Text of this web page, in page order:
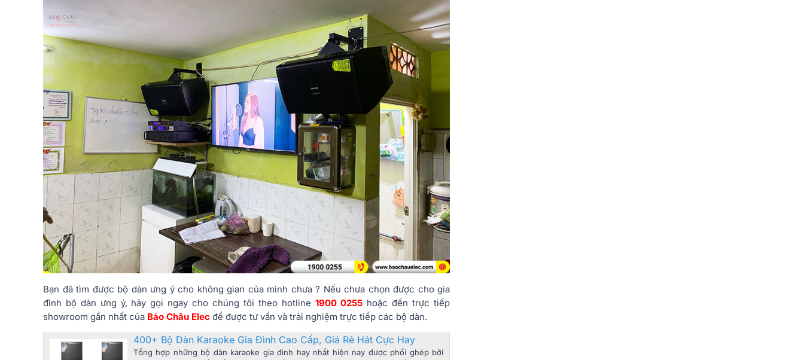
Bạn đã tìm được bộ dàn ưng ý cho không gian của mình chưa ? Nếu chưa chọn được cho gia
đình bộ dàn ưng ý, hãy gọi ngay cho chúng tôi theo hotline 1900 0255 hoặc đến trực tiếp
showroom gần nhất của Bảo Châu Elec để được tư vấn và trải nghiệm trực tiếp các bộ dàn.
400+ Bộ Dàn Karaoke Gia Đình Cao Cấp, Giá Rẻ Hát Cực Hay
Tổng hợp những bộ dàn karaoke gia đình hay nhất hiện nay được phối ghép bởi